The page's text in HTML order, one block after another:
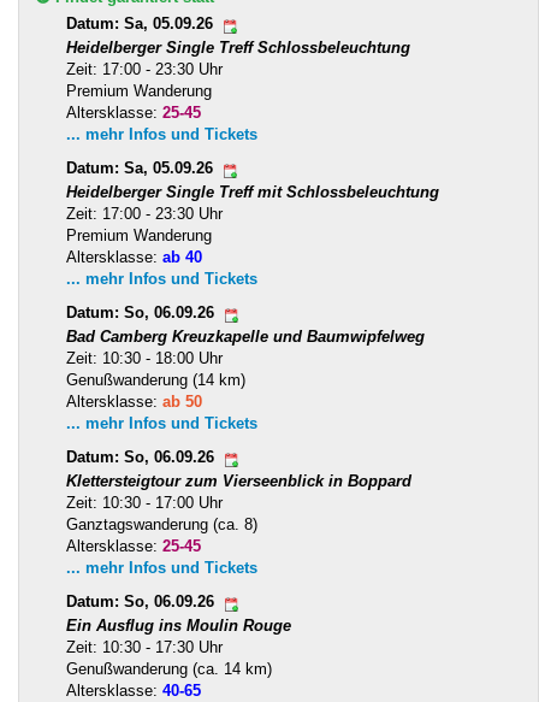
Datum: Sa, 05.09.26
Heidelberger Single Treff Schlossbeleuchtung
Zeit: 17:00 - 23:30 Uhr
Premium Wanderung
Altersklasse: 25-45
... mehr Infos und Tickets
Datum: Sa, 05.09.26
Heidelberger Single Treff mit Schlossbeleuchtung
Zeit: 17:00 - 23:30 Uhr
Premium Wanderung
Altersklasse: ab 40
... mehr Infos und Tickets
Datum: So, 06.09.26
Bad Camberg Kreuzkapelle und Baumwipfelweg
Zeit: 10:30 - 18:00 Uhr
Genußwanderung (14 km)
Altersklasse: ab 50
... mehr Infos und Tickets
Datum: So, 06.09.26
Klettersteigtour zum Vierseenblick in Boppard
Zeit: 10:30 - 17:00 Uhr
Ganztagswanderung (ca. 8)
Altersklasse: 25-45
... mehr Infos und Tickets
Datum: So, 06.09.26
Ein Ausflug ins Moulin Rouge
Zeit: 10:30 - 17:30 Uhr
Genußwanderung (ca. 14 km)
Altersklasse: 40-65